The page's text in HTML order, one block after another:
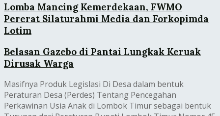
Lomba Mancing Kemerdekaan, FWMO
Pererat Silaturahmi Media dan Forkopimda
Lotim
Belasan Gazebo di Pantai Lungkak Keruak
Dirusak Warga
Masifnya Produk Legislasi Di Desa dalam bentuk
Peraturan Desa (Perdes) Tentang Pencegahan
Perkawinan Usia Anak di Lombok Timur sebagai bentuk